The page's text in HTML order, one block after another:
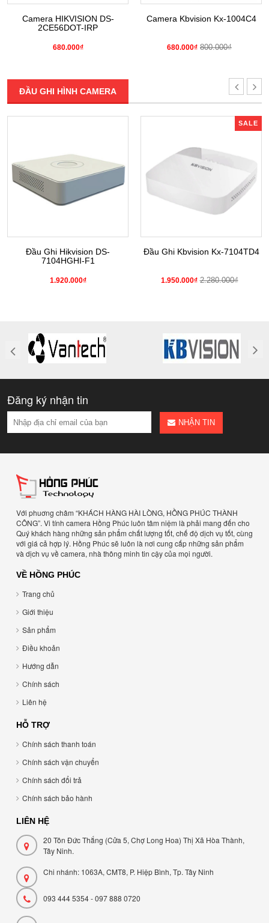
Camera HIKVISION DS-
2CE56DOT-IRP
680.000₫
Camera Kbvision Kx-1004C4
680.000₫ 800.000₫
ĐẦU GHI HÌNH CAMERA
Đầu Ghi Hikvision DS-
7104HGHI-F1
1.920.000₫
SALE
Đầu Ghi Kbvision Kx-7104TD4
1.950.000₫ 2.280.000₫
Đăng ký nhận tin
NHẬN TIN
Với phuơng châm “KHÁCH HÀNG HÀI LÒNG, HỒNG PHÚC THÀNH
CÔNG”. Vi tính camera Hồng Phúc luôn tâm niệm là phải mang đến cho
Quý khách hàng những sản phẩm chất lượng tốt, chế độ dịch vụ tốt, cùng
với giá cả hợp lý. Hồng Phúc sẽ luôn là nơi cung cấp những sản phẩm
và dịch vụ về camera, nhà thông minh tin cậy của mọi người.
VỀ HỒNG PHÚC
Trang chủ
Giới thiệu
Sản phẩm
Điều khoản
Hướng dẫn
Chính sách
Liên hệ
HỖ TRỢ
Chính sách thanh toán
Chính sách vận chuyển
Chính sách đổi trả
Chính sách bảo hành
LIÊN HỆ
20 Tôn Đức Thắng (Cửa 5, Chợ Long Hoa) Thị Xã Hòa Thành,
Tây Ninh.
Chi nhánh: 1063A, CMT8, P. Hiệp Bình, Tp. Tây Ninh
093 444 5354 - 097 888 0720